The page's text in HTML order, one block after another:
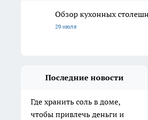
Обзор кухонных
29 июля
Последние новости
Где хранить соль в доме,
чтобы привлечь деньги и